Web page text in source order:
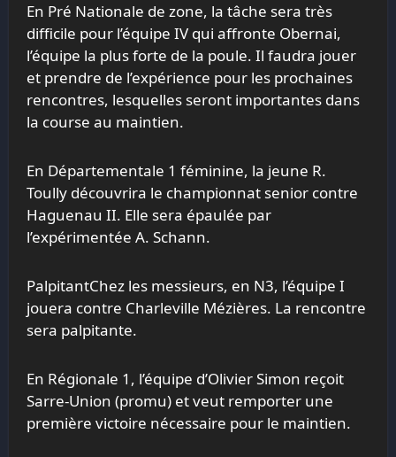
En Pré Nationale de zone, la tâche sera très
difficile pour l’équipe IV qui affronte Obernai,
l’équipe la plus forte de la poule. Il faudra jouer
et prendre de l’expérience pour les prochaines
rencontres, lesquelles seront importantes dans
la course au maintien.
En Départementale 1 féminine, la jeune R.
Toully découvrira le championnat senior contre
Haguenau II. Elle sera épaulée par
l’expérimentée A. Schann.
PalpitantChez les messieurs, en N3, l’équipe I
jouera contre Charleville Mézières. La rencontre
sera palpitante.
En Régionale 1, l’équipe d’Olivier Simon reçoit
Sarre-Union (promu) et veut remporter une
première victoire nécessaire pour le maintien.